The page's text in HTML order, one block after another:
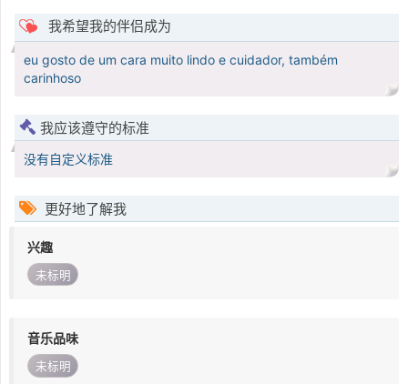
我希望我的伴侣成为
eu gosto de um cara muito lindo e cuidador, também
carinhoso
我应该遵守的标准
没有自定义标准
更好地了解我
兴趣
未标明
音乐品味
未标明